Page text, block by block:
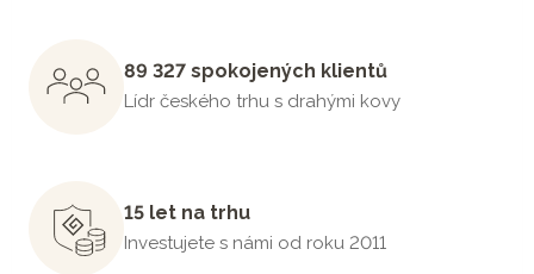
89 327 spokojených klientů
Lídr českého trhu s drahými kovy
15 let na trhu
Investujete s námi od roku 2011